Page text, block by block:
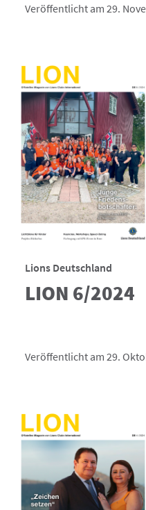
Veröffentlicht am 29.
Lions Deutschland
LION 6/2024
Veröffentlicht am 29.